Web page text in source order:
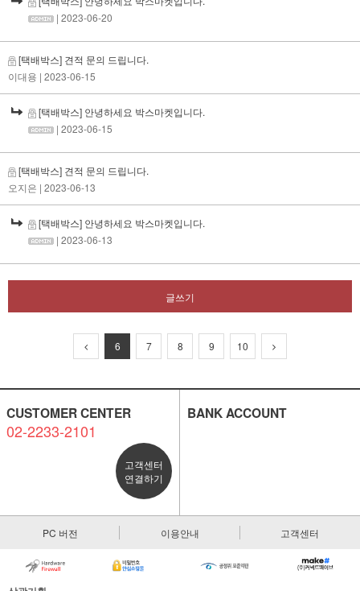
| 2023-06-20
[택배박스] 견적 문의 드립니다.
이대용 | 2023-06-15
[택배박스] 안녕하세요 박스마켓입니다.
| 2023-06-15
[택배박스] 견적 문의 드립니다.
오지은 | 2023-06-13
[택배박스] 안녕하세요 박스마켓입니다.
| 2023-06-13
글쓰기
6 7 8 9 10
CUSTOMER CENTER
02-2233-2101
고객센터
연결하기
BANK ACCOUNT
PC 버전 이용안내 고객센터